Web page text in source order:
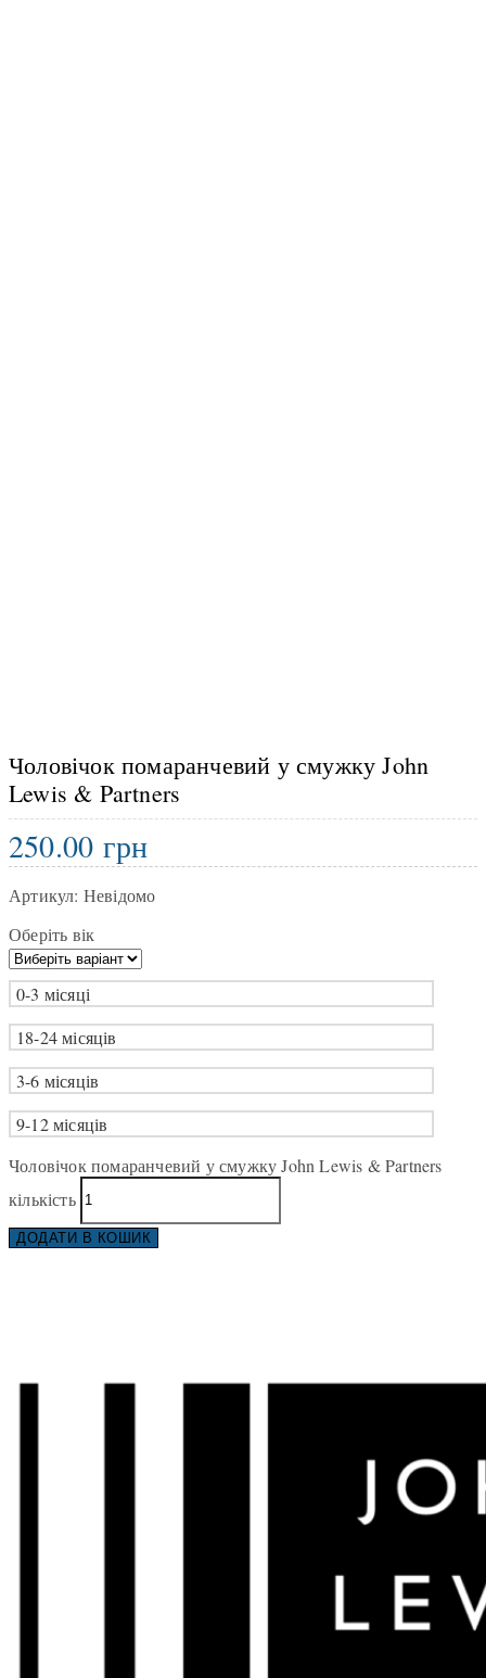
Чоловічок помаранчевий у смужку John
Lewis & Partners
250.00грн
Артикул: Невідомо
Оберіть вік
0-3 місяці
18-24 місяців
3-6 місяців
9-12 місяців
Чоловічок помаранчевий у смужку John Lewis & Partners
кількість
ДОДАТИ В КОШИК